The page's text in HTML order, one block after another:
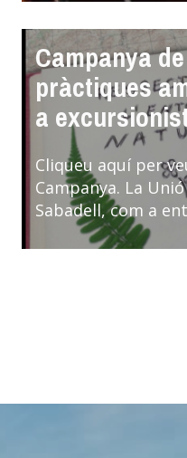
Campanya
pràctiques
a
Cliqueu aquí per
Campanya. La
Sabadell, com a